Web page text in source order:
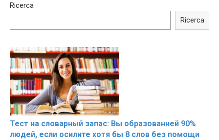
Trying BOLLYWOOD
Shocking illusion - Pretty
Ricerca
Ricerca
Тест на словарный запас: Вы образованней 90%
людей, если осилите хотя бы 8 слов без помощи